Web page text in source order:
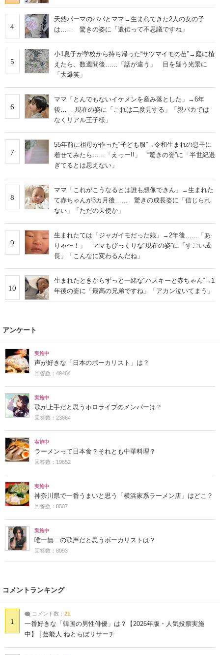
4
天然パーマのパパとママ→生まれてきた2人の女の子
は…… 驚きの姿に「遺伝って不思議ですね」
5
小1息子が学校から持ち帰った“サツマイモの苗”→庭に植
えたら、数週間後……「話が違う」 目を疑う光景に
「大爆笑」
6
ママ「とんでもないイケメンを産み落とした」→6年
後…… 現在の姿に「これは二度見する」「親バカでは
なくリアル王子様」
7
55年前に祖母が作った“子ども服”→令和生まれの息子に
着せてみたら……「えっー!!」 “驚きの姿”に「半世紀過
ぎてるとは思えない」
8
ママ「これがこうなるとは誰も想像できん」→生まれた
て赤ちゃんが3カ月後…… 驚きの成長姿に「信じられ
ない」「ただの天使か」
9
生まれたては「ジャガイモだった娘」→2年後……「あ
りゃ〜！」 ママもびっくりな“現在の姿”に「すごい成
長」「こんなに変わるんだね」
10
生まれたときからずっと一緒な“ハスキーと赤ちゃん”→1
年後の姿に「最高の兄弟ですね」「アカン泣いてまう」
アンケート
実施中
声が好きな「日本のボーカリスト」は？
回答数：49484
実施中
歌が上手だと思うホロライブのメンバーは？
回答数：23864
実施中
ラーメンって日本食？それとも中華料理？
回答数：19652
実施中
神奈川県で一番うまいと思う「横浜家系ラーメン店」はどこ？
回答数：8507
実施中
唯一無二の歌声だと思うボーカリストは？
回答数：8093
コメントランキング
1
コメント数： 21
一番好きな「韓国の男性俳優」は？【2026年版・人気投票実施
中】 | 芸能人 ねとらぼリサーチ